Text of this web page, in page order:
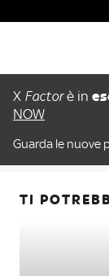
X Factorè in
NOW
Guarda le nuove
TI